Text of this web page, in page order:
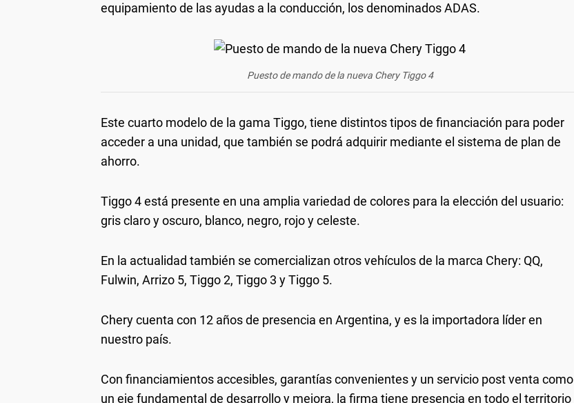
equipamiento de las ayudas a la conducción, los denominados ADAS.
Puesto de mando de la nueva Chery Tiggo 4
Este cuarto modelo de la gama Tiggo, tiene distintos tipos de financiación para poder
acceder a una unidad, que también se podrá adquirir mediante el sistema de plan de
ahorro.
Tiggo 4 está presente en una amplia variedad de colores para la elección del usuario:
gris claro y oscuro, blanco, negro, rojo y celeste.
En la actualidad también se comercializan otros vehículos de la marca Chery: QQ,
Fulwin, Arrizo 5, Tiggo 2, Tiggo 3 y Tiggo 5.
Chery cuenta con 12 años de presencia en Argentina, y es la importadora líder en
nuestro país.
Con financiamientos accesibles, garantías convenientes y un servicio post venta como
un eje fundamental de desarrollo y mejora, la firma tiene presencia en todo el territorio